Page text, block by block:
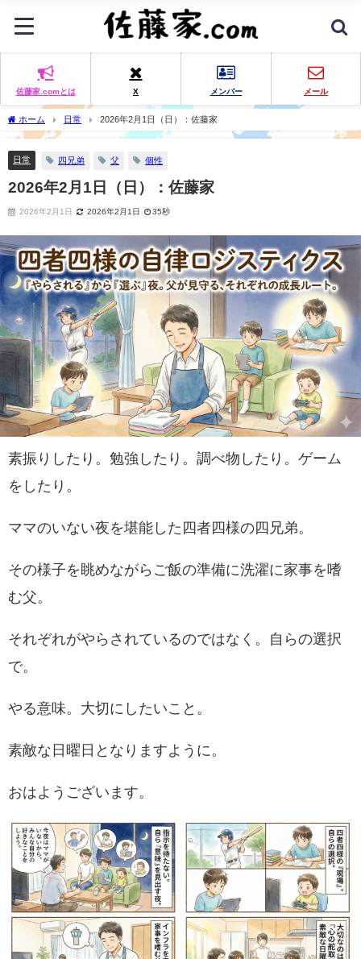
佐藤家.comとは X メンバー メール
ホーム 日常 2026年2月1日（日）：佐藤家
日常 四兄弟 父 個性
2026年2月1日（日）：佐藤家
2026年2月1日 2026年2月1日 35秒
素振りしたり。勉強したり。調べ物したり。ゲーム
をしたり。
ママのいない夜を堪能した四者四様の四兄弟。
その様子を眺めながらご飯の準備に洗濯に家事を嗜
む父。
それぞれがやらされているのではなく。自らの選択
で。
やる意味。大切にしたいこと。
素敵な日曜日となりますように。
おはようございます。